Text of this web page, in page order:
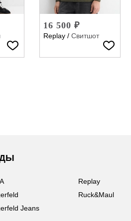
16 500 ₽
Replay / Свитшот
Jeans
Replay
Ruck&Maul